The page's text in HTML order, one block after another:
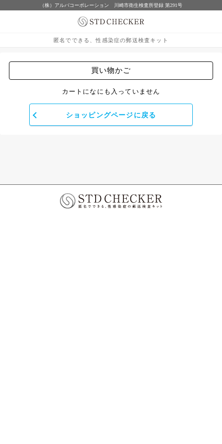
（株）アルバコーポレーション 川崎市衛生検査所登録 第291号
匿名でできる、性感染症の郵送検査キット
買い物かご
カートになにも入っていません
ショッピングページに戻る